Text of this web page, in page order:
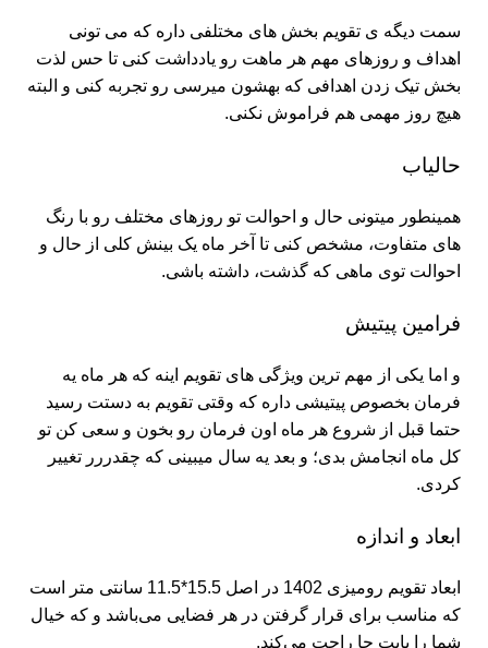
سمت دیگه ی تقویم بخش های مختلفی داره که می تونی
اهداف و روزهای مهم هر ماهت رو یادداشت کنی تا حس لذت
بخش تیک زدن اهدافی که بهشون میرسی رو تجربه کنی و البته
هیچ روز مهمی هم فراموش نکنی.
حالیاب
همینطور میتونی حال و احوالت تو روزهای مختلف رو با رنگ
های متفاوت، مشخص کنی تا آخر ماه یک بینش کلی از حال و
احوالت توی ماهی که گذشت، داشته باشی.
فرامین پیتیش
و اما یکی از مهم ترین ویژگی های تقویم اینه که هر ماه یه
فرمان بخصوص پیتیشی داره که وقتی تقویم به دستت رسید
حتما قبل از شروع هر ماه اون فرمان رو بخون و سعی کن تو
کل ماه انجامش بدی؛ و بعد یه سال میبینی که چقدررر تغییر
کردی.
ابعاد و اندازه
ابعاد تقویم رومیزی 1402 در اصل 15.5*11.5 سانتی متر است
که مناسب برای قرار گرفتن در هر فضایی می‌باشد و که خیال
شما را بابت جا راحت می‌کند.